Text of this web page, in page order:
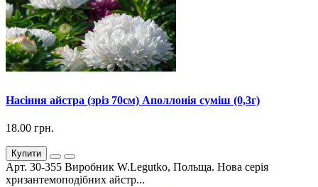
Насіння айстра (зріз 70см) Аполлонія суміш (0,3г)
18.00 грн.
Купити
Арт. 30-355 Виробник W.Legutko, Польща. Нова серія
хризантемоподібних айстр...